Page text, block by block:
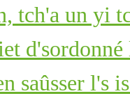
tch'a un yi
d'sordonné
saûsser l's